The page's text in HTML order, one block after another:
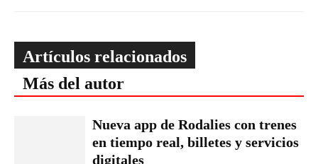
Artículos relacionados
Más del autor
Nueva app de Rodalies con trenes
en tiempo real, billetes y servicios
digitales